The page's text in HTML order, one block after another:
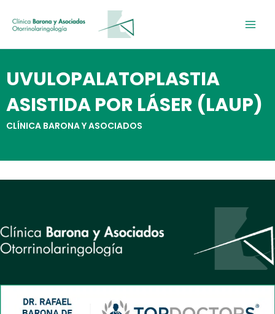
contenido
UVULOPALATOPLASTIA
ASISTIDA POR LÁSER (LAUP)
CLÍNICA BARONA Y ASOCIADOS